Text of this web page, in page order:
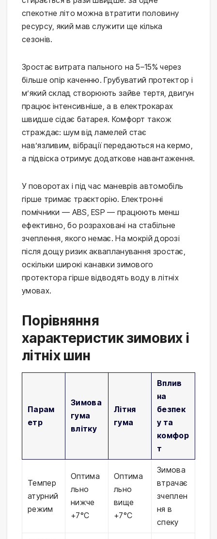
спекотне літо можна втратити половину
ресурсу, який мав служити ще кілька
сезонів.
Зростає витрата пального на 5–15% через
більше опір каченню. Грубуватий протектор і
м’який склад створюють зайве тертя, двигун
працює інтенсивніше, а в електрокарах
швидше сідає батарея. Комфорт також
страждає: шум від ламелей стає
нав’язливим, вібрації передаються на кермо,
а підвіска отримує додаткове навантаження.
У поворотах і під час маневрів автомобіль
гірше тримає траєкторію. Електронні
помічники — ABS, ESP — працюють менш
ефективно, бо розраховані на стабільне
зчеплення, якого немає. На мокрій дорозі
після дощу ризик аквапланування зростає,
оскільки широкі канавки зимового
протектора гірше відводять воду в літніх
умовах.
Порівняння
характеристик зимових і
літніх шин
Парам
етр
Зимова
гума
влітку
Літня
гума
Вплив
на
безпек
у та
комфор
т
Темпер
атурний
режим
Оптима
льно
нижче
+7°C
Оптима
льно
вище
+7°C
Зимова
втрачає
зчеплен
ня в
спеку